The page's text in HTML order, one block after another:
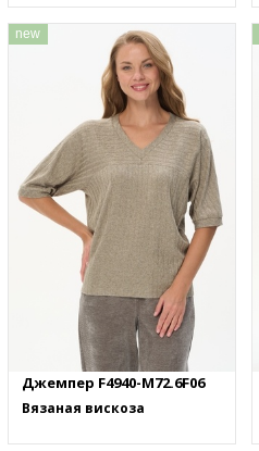
new
Джемпер F4940-M72.6F06
Вязаная вискоза